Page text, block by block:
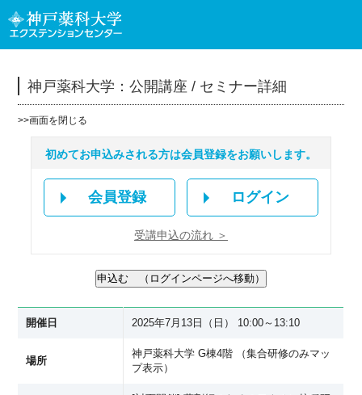
神戸薬科大学：公開講座 / セミナー詳細
>>画面を閉じる
初めてお申込みされる方は会員登録をお願いします。
会員登録 ログイン
受講申込の流れ ＞
開催日 2025年7月13日（日） 10:00～13:10
場所
神戸薬科大学 G棟4階 （集合研修のみマッ
プ表示）